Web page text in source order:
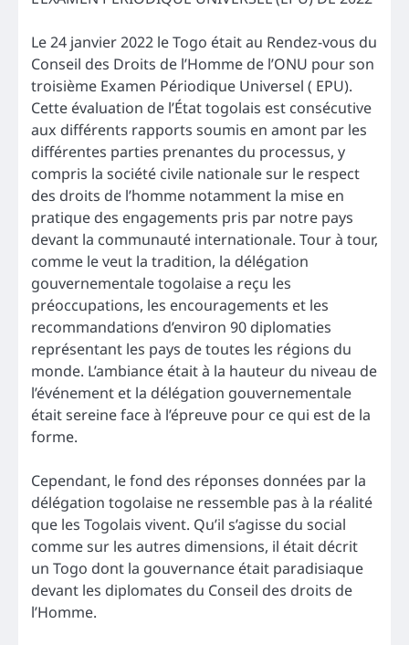
Le 24 janvier 2022 le Togo était au Rendez-vous du
Conseil des Droits de l’Homme de l’ONU pour son
troisième Examen Périodique Universel ( EPU).
Cette évaluation de l’État togolais est consécutive
aux différents rapports soumis en amont par les
différentes parties prenantes du processus, y
compris la société civile nationale sur le respect
des droits de l’homme notamment la mise en
pratique des engagements pris par notre pays
devant la communauté internationale. Tour à tour,
comme le veut la tradition, la délégation
gouvernementale togolaise a reçu les
préoccupations, les encouragements et les
recommandations d’environ 90 diplomaties
représentant les pays de toutes les régions du
monde. L’ambiance était à la hauteur du niveau de
l’événement et la délégation gouvernementale
était sereine face à l’épreuve pour ce qui est de la
forme.
Cependant, le fond des réponses données par la
délégation togolaise ne ressemble pas à la réalité
que les Togolais vivent. Qu’il s’agisse du social
comme sur les autres dimensions, il était décrit
un Togo dont la gouvernance était paradisiaque
devant les diplomates du Conseil des droits de
l’Homme.